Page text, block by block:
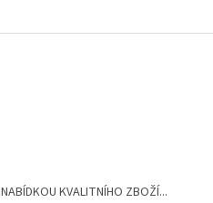
KVALITNÍHO ZBOŽÍ...